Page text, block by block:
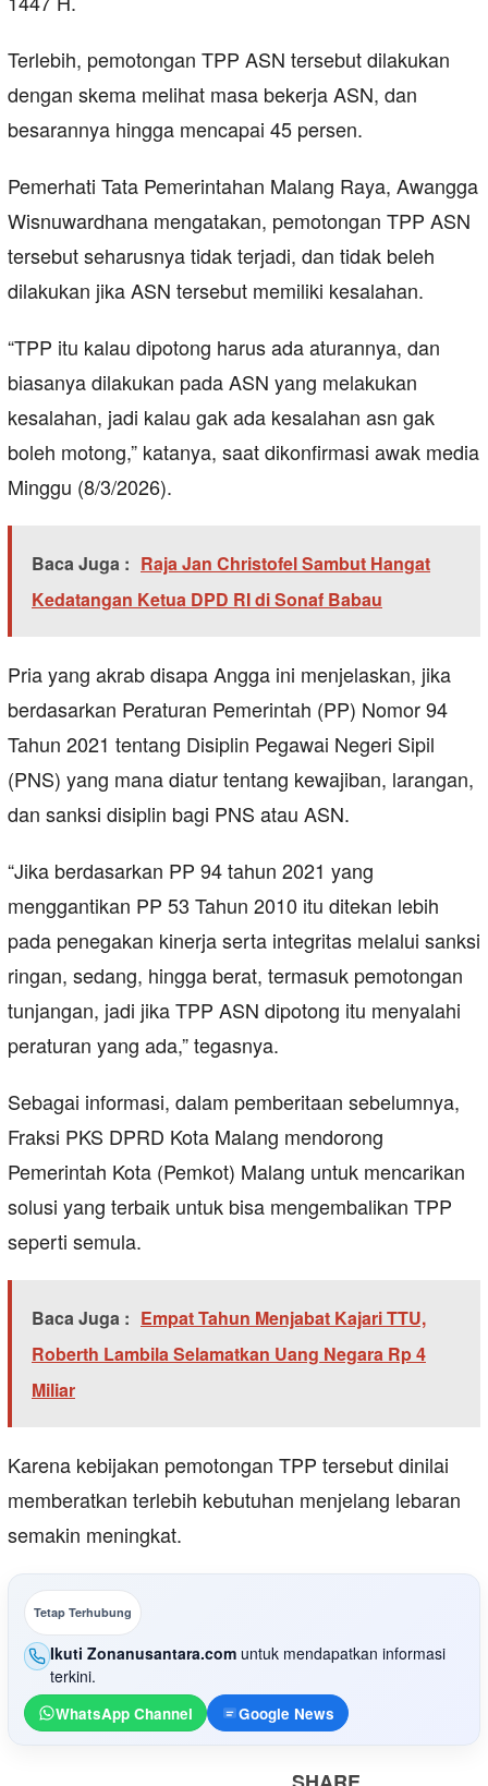
Terlebih, pemotongan TPP ASN tersebut dilakukan
dengan skema melihat masa bekerja ASN, dan
besarannya hingga mencapai 45 persen.
Pemerhati Tata Pemerintahan Malang Raya, Awangga
Wisnuwardhana mengatakan, pemotongan TPP ASN
tersebut seharusnya tidak terjadi, dan tidak beleh
dilakukan jika ASN tersebut memiliki kesalahan.
“TPP itu kalau dipotong harus ada aturannya, dan
biasanya dilakukan pada ASN yang melakukan
kesalahan, jadi kalau gak ada kesalahan asn gak
boleh motong,” katanya, saat dikonfirmasi awak media
Minggu (8/3/2026).
Baca Juga : Raja Jan Christofel Sambut Hangat
Kedatangan Ketua DPD RI di Sonaf Babau
Pria yang akrab disapa Angga ini menjelaskan, jika
berdasarkan Peraturan Pemerintah (PP) Nomor 94
Tahun 2021 tentang Disiplin Pegawai Negeri Sipil
(PNS) yang mana diatur tentang kewajiban, larangan,
dan sanksi disiplin bagi PNS atau ASN.
“Jika berdasarkan PP 94 tahun 2021 yang
menggantikan PP 53 Tahun 2010 itu ditekan lebih
pada penegakan kinerja serta integritas melalui sanksi
ringan, sedang, hingga berat, termasuk pemotongan
tunjangan, jadi jika TPP ASN dipotong itu menyalahi
peraturan yang ada,” tegasnya.
Sebagai informasi, dalam pemberitaan sebelumnya,
Fraksi PKS DPRD Kota Malang mendorong
Pemerintah Kota (Pemkot) Malang untuk mencarikan
solusi yang terbaik untuk bisa mengembalikan TPP
seperti semula.
Baca Juga : Empat Tahun Menjabat Kajari TTU,
Roberth Lambila Selamatkan Uang Negara Rp 4
Miliar
Karena kebijakan pemotongan TPP tersebut dinilai
memberatkan terlebih kebutuhan menjelang lebaran
semakin meningkat.
Tetap Terhubung
Ikuti Zonanusantara.com untuk mendapatkan informasi
terkini.
WhatsApp Channel Google News